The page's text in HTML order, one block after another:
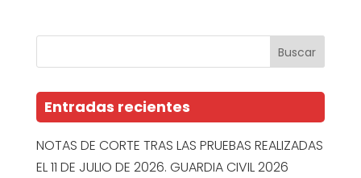
Entradas recientes
NOTAS DE CORTE TRAS LAS PRUEBAS REALIZADAS
EL 11 DE JULIO DE 2026. GUARDIA CIVIL 2026